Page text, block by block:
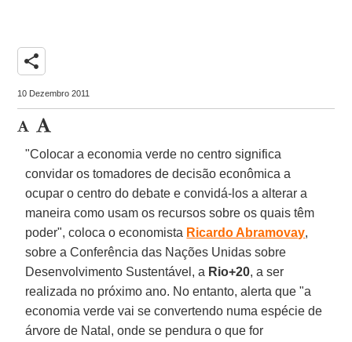
share
10 Dezembro 2011
"Colocar a economia verde no centro significa
convidar os tomadores de decisão econômica a
ocupar o centro do debate e convidá-los a alterar a
maneira como usam os recursos sobre os quais têm
poder", coloca o economista Ricardo Abramovay,
sobre a Conferência das Nações Unidas sobre
Desenvolvimento Sustentável, a Rio+20, a ser
realizada no próximo ano. No entanto, alerta que "a
economia verde vai se convertendo numa espécie de
árvore de Natal, onde se pendura o que for